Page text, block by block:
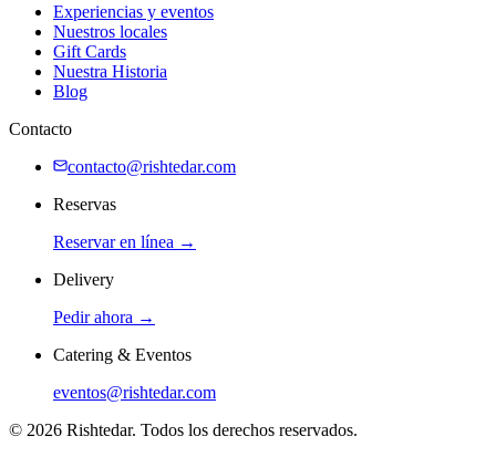
Experiencias y eventos
Nuestros locales
Gift Cards
Nuestra Historia
Blog
Contacto
contacto@rishtedar.com
Reservas
Reservar en línea →
Delivery
Pedir ahora →
Catering & Eventos
eventos@rishtedar.com
© 2026 Rishtedar. Todos los derechos reservados.